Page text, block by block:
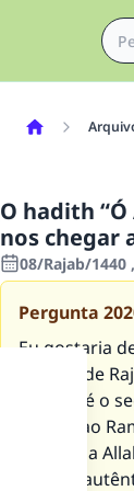
O hadith
nos chegar
08/Rajab/1440
Pergunta
Eu gostaria
do mês de
O du'aa é o
chegar ao
Eu peço a
sahiha